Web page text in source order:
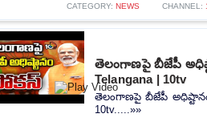
CATEGORY: NEWS CHANNEL:
తెలంగాణపై బీజేపీ
Telangana | 10tv
తెలంగాణపై బీజేపీ అధిష్టానం
10tv.....»»